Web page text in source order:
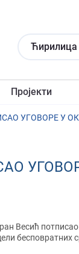
Ћирилица
Пројекти
УГОВОРЕ У
Весић
бесповратних